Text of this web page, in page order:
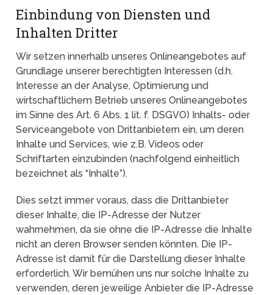
Einbindung von Diensten und
Inhalten Dritter
Wir setzen innerhalb unseres Onlineangebotes auf
Grundlage unserer berechtigten Interessen (d.h.
Interesse an der Analyse, Optimierung und
wirtschaftlichem Betrieb unseres Onlineangebotes
im Sinne des Art. 6 Abs. 1 lit. f. DSGVO) Inhalts- oder
Serviceangebote von Drittanbietern ein, um deren
Inhalte und Services, wie z.B. Videos oder
Schriftarten einzubinden (nachfolgend einheitlich
bezeichnet als “Inhalte”).
Dies setzt immer voraus, dass die Drittanbieter
dieser Inhalte, die IP-Adresse der Nutzer
wahrnehmen, da sie ohne die IP-Adresse die Inhalte
nicht an deren Browser senden könnten. Die IP-
Adresse ist damit für die Darstellung dieser Inhalte
erforderlich. Wir bemühen uns nur solche Inhalte zu
verwenden, deren jeweilige Anbieter die IP-Adresse